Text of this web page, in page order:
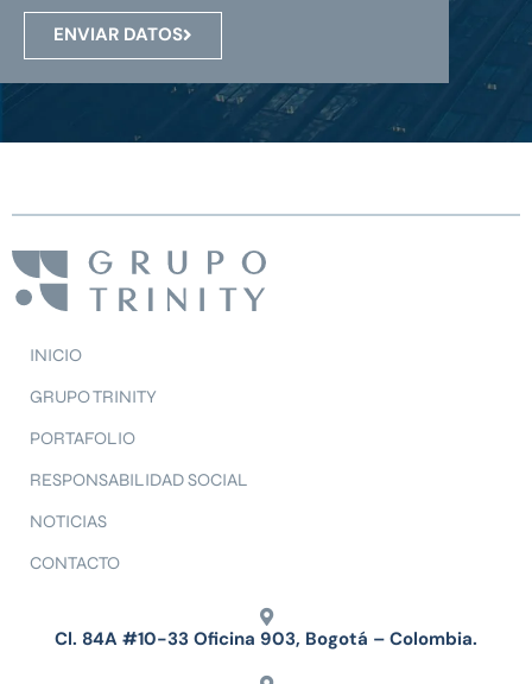
ENVIAR DATOS
INICIO
GRUPO TRINITY
PORTAFOLIO
RESPONSABILIDAD SOCIAL
NOTICIAS
CONTACTO
Cl. 84A #10-33 Oficina 903, Bogotá – Colombia.